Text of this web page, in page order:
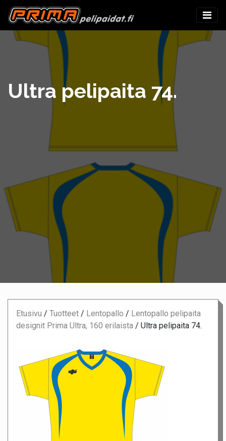
Ultra pelipaita 74.
Etusivu / Tuotteet / Lentopallo / Lentopallo pelipaita
designit Prima Ultra, 160 erilaista / Ultra pelipaita 74.